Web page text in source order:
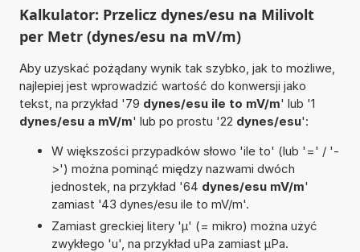
Kalkulator: Przelicz dynes/esu na Milivolt
per Metr (dynes/esu na mV/m)
Aby uzyskać pożądany wynik tak szybko, jak to możliwe,
najlepiej jest wprowadzić wartość do konwersji jako
tekst, na przykład '79 dynes/esu ile to mV/m' lub '1
dynes/esu a mV/m' lub po prostu '22 dynes/esu':
W większości przypadków słowo 'ile to' (lub '=' / '-
>') można pominąć między nazwami dwóch
jednostek, na przykład '64 dynes/esu mV/m'
zamiast '43 dynes/esu ile to mV/m'.
Zamiast greckiej litery 'µ' (= mikro) można użyć
zwykłego 'u', na przykład uPa zamiast µPa.